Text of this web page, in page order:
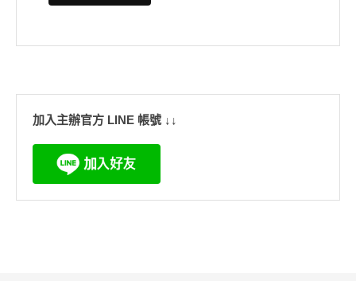
加入主辦官方 LINE 帳號 ↓↓